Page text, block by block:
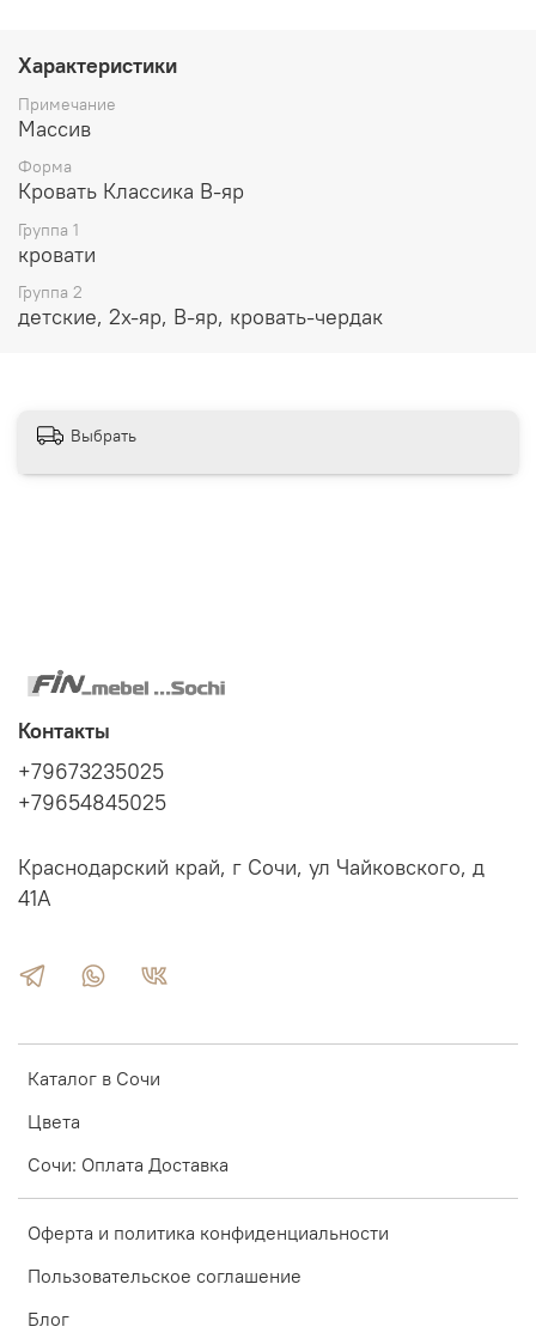
Возможны комбинированные цвета.
В магазинах, Вы можете сделать выбор по
Акция - надежное реечное основание под
Надежное реечное основание под матрас
Характеристики
Примечание
Массив
Форма
Кровать Классика В-яр
Группа 1
кровати
Группа 2
детские, 2х-яр, В-яр, кровать-чердак
Выбрать
Каталог в Сочи
Цвета
Сочи: Оплата Доставка
Оферта и политика конфиденциальности
Пользовательское соглашение
Блог
Контакты
+79673235025
+79654845025
Краснодарский край, г Сочи, ул Чайковского, д
41А